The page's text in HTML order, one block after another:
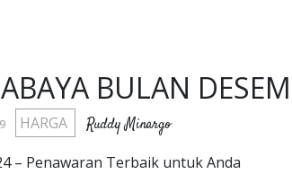
BULAN
HARGA Ruddy Minargo
– Penawaran Terbaik untuk Anda